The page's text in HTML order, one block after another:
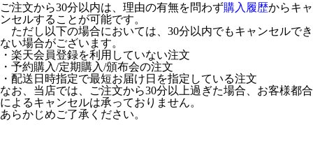
ご注文から30分以内は、理由の有無を問わず購入履歴からキャ
ンセルすることが可能です。
ただし以下の場合においては、30分以内でもキャンセルでき
ない場合がございます。
・楽天会員登録を利用していない注文
・予約購入/定期購入/頒布会の注文
・配送日時指定で最短お届け日を指定している注文
なお、当店では、ご注文から30分以上過ぎた場合、お客様都合
によるキャンセルは承っておりません。
あらかじめご了承ください。